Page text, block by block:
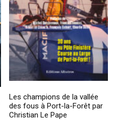
Les champions de la vallée
des fous à Port-la-Forêt par
Christian Le Pape